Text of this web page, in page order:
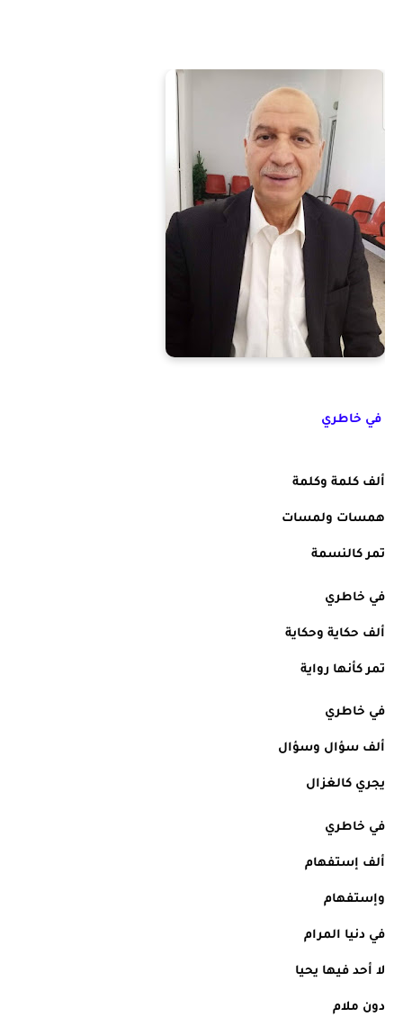
في خاطري
ألف كلمة وكلمة
همسات ولمسات
تمر كالنسمة
في خاطري
ألف حكاية وحكاية
تمر كأنها رواية
في خاطري
ألف سؤال وسؤال
يجري كالغزال
في خاطري
ألف إستفهام
وإستفهام
في دنيا المرام
لا أحد فيها يحيا
دون ملام